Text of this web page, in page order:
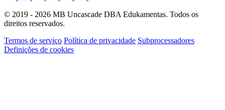
© 2019 - 2026 MB Uncascade DBA Edukamentas. Todos os
direitos reservados.
Termos de serviço Política de privacidade Subprocessadores
Definições de cookies